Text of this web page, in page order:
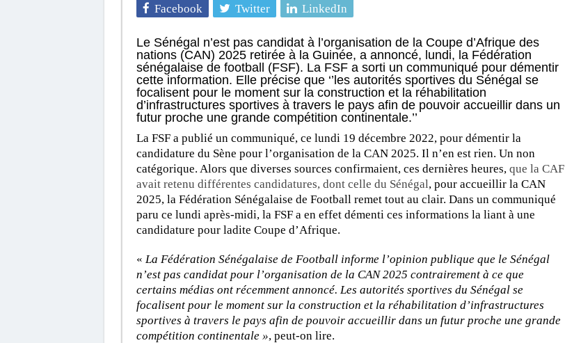
Facebook Twitter LinkedIn
Le Sénégal n’est pas candidat à l’organisation de la Coupe d’Afrique des
nations (CAN) 2025 retirée à la Guinée, a annoncé, lundi, la Fédération
sénégalaise de football (FSF). La FSF a sorti un communiqué pour démentir
cette information. Elle précise que ‘’les autorités sportives du Sénégal se
focalisent pour le moment sur la construction et la réhabilitation
d’infrastructures sportives à travers le pays afin de pouvoir accueillir dans un
futur proche une grande compétition continentale.’’
La FSF a publié un communiqué, ce lundi 19 décembre 2022, pour démentir la
candidature du Sène pour l’organisation de la CAN 2025. Il n’en est rien. Un non
catégorique. Alors que diverses sources confirmaient, ces dernières heures, que la CAF
avait retenu différentes candidatures, dont celle du Sénégal, pour accueillir la CAN
2025, la Fédération Sénégalaise de Football remet tout au clair. Dans un communiqué
paru ce lundi après-midi, la FSF a en effet démenti ces informations la liant à une
candidature pour ladite Coupe d’Afrique.
« La Fédération Sénégalaise de Football informe l’opinion publique que le Sénégal
n’est pas candidat pour l’organisation de la CAN 2025 contrairement à ce que
certains médias ont récemment annoncé. Les autorités sportives du Sénégal se
focalisent pour le moment sur la construction et la réhabilitation d’infrastructures
sportives à travers le pays afin de pouvoir accueillir dans un futur proche une grande
compétition continentale », peut-on lire.